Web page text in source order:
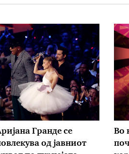
Гранде се
од јавниот
Во